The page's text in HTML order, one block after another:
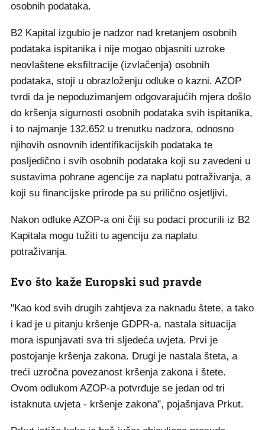
osobnih podataka.
B2 Kapital izgubio je nadzor nad kretanjem osobnih
podataka ispitanika i nije mogao objasniti uzroke
neovlaštene eksfiltracije (izvlačenja) osobnih
podataka, stoji u obrazloženju odluke o kazni. AZOP
tvrdi da je nepoduzimanjem odgovarajućih mjera došlo
do kršenja sigurnosti osobnih podataka svih ispitanika,
i to najmanje 132.652 u trenutku nadzora, odnosno
njihovih osnovnih identifikacijskih podataka te
posljedično i svih osobnih podataka koji su zavedeni u
sustavima pohrane agencije za naplatu potraživanja, a
koji su financijske prirode pa su prilično osjetljivi.
Nakon odluke AZOP-a oni čiji su podaci procurili iz B2
Kapitala mogu tužiti tu agenciju za naplatu
potraživanja.
Evo što kaže Europski sud pravde
"Kao kod svih drugih zahtjeva za naknadu štete, a tako
i kad je u pitanju kršenje GDPR-a, nastala situacija
mora ispunjavati sva tri sljedeća uvjeta. Prvi je
postojanje kršenja zakona. Drugi je nastala šteta, a
treći uzročna povezanost kršenja zakona i štete.
Ovom odlukom AZOP-a potvrđuje se jedan od tri
istaknuta uvjeta - kršenje zakona", pojašnjava Prkut.